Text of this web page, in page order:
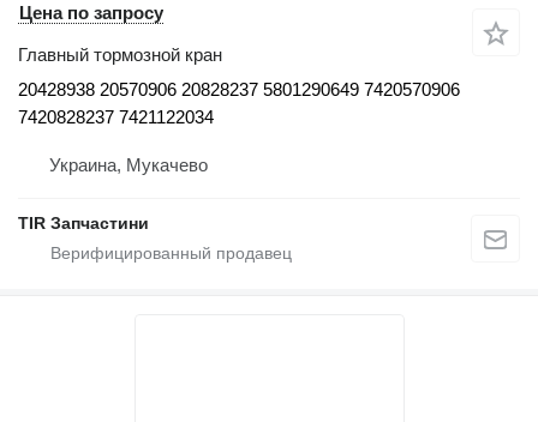
Цена по запросу
Главный тормозной кран
20428938 20570906 20828237 5801290649 7420570906
7420828237 7421122034
Украина, Мукачево
TIR Запчастини